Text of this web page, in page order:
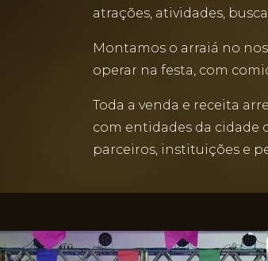
atrações, atividades,
Montamos o arraiá no
operar na festa, com
Toda a venda e receita
com entidades da cidade
parceiros, instituições e